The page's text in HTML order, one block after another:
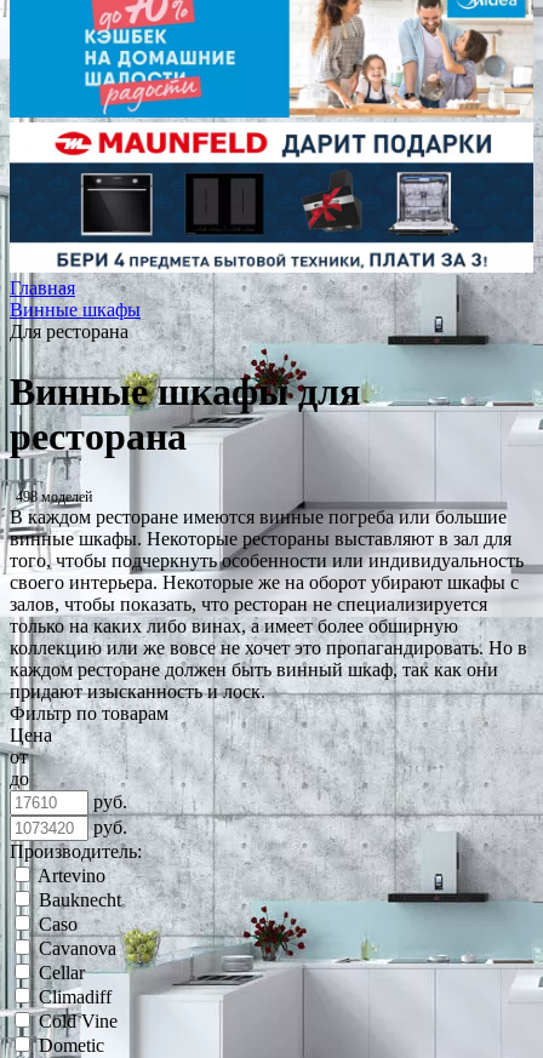
Главная
Винные шкафы
Для ресторана
Винные шкафы для
ресторана
498 моделей
В каждом ресторане имеются винные погреба или большие
винные шкафы. Некоторые рестораны выставляют в зал для
того, чтобы подчеркнуть особенности или индивидуальность
своего интерьера. Некоторые же на оборот убирают шкафы с
залов, чтобы показать, что ресторан не специализируется
только на каких либо винах, а имеет более обширную
коллекцию или же вовсе не хочет это пропагандировать. Но в
каждом ресторане должен быть винный шкаф, так как они
придают изысканность и лоск.
Фильтр по товарам
Цена
от
до
руб.
руб.
Производитель:
Artevino
Bauknecht
Caso
Cavanova
Cellar
Climadiff
Cold Vine
Dometic